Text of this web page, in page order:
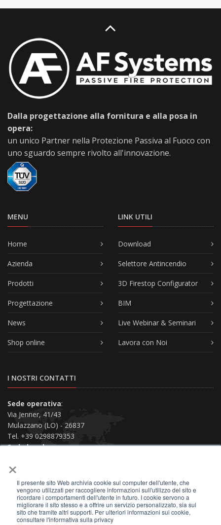
×
Il presente sito Web archivia cookie sul computer dell'utente, che
vengono utilizzati per raccogliere informazioni sull'utilizzo del sito e
ricordare i comportamenti dell'utente in futuro. I cookie servono a
migliorare il sito stesso e a offrire un servizio personalizzato, sia sul
sito che tramite altri supporti. Per ulteriori informazioni sui cookie,
consultare l'informativa sulla privacy
Dalla progettazione alla fornitura e alla posa in
opera:
un unico Partner nella Protezione Passiva al Fuoco con
uno sguardo sempre rivolto all'innovazione.
MENU
Home
Azienda
Prodotti
Progettazione
News
Shop online
LINK UTILI
Download
Selettore Antincendio
3D Firestop Configurator
BIM
Live Webinar & Seminari
Lavora con Noi
I NOSTRI CONTATTI
Sede operativa:
Via Jenner, 41/43
Mulazzano (LO) - 26837
Tel. +39 0298879353
Sede legale:
Piacenza (PC) - 29121
Contattaci